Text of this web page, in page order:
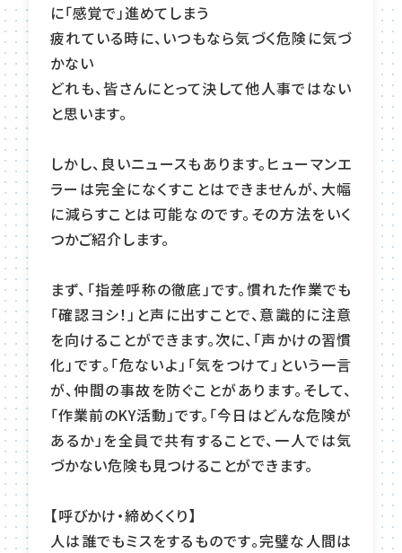
に「感覚で」進めてしまう
疲れている時に、いつもなら気づく危険に気づ
かない
どれも、皆さんにとって決して他人事ではない
と思います。
しかし、良いニュースもあります。ヒューマンエ
ラーは完全になくすことはできませんが、大幅
に減らすことは可能なのです。その方法をいく
つかご紹介します。
まず、「指差呼称の徹底」です。慣れた作業でも
「確認ヨシ！」と声に出すことで、意識的に注意
を向けることができます。次に、「声かけの習慣
化」です。「危ないよ」「気をつけて」という一言
が、仲間の事故を防ぐことがあります。そして、
「作業前のKY活動」です。「今日はどんな危険が
あるか」を全員で共有することで、一人では気
づかない危険も見つけることができます。
【呼びかけ・締めくくり】
人は誰でもミスをするものです。完璧な人間は